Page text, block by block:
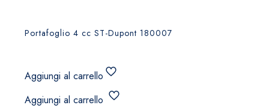
Portafoglio 4 cc ST-Dupont 180007
Aggiungi al carrello
Aggiungi al carrello